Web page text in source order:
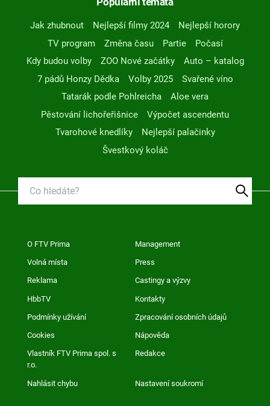
Jak zhubnout Nejlepší filmy 2024
Nejlepší horory
TV program
Změna času Partie
Počasí
Kdy budou volby
ZOO Nové začátky
Auto – katalog
7 pádů Honzy Dědka
Volby 2025
Svařené víno
Tatarák podle Pohlreicha
Aloe vera
Pěstování lichořeřišnice
Výpočet ascendentu
Tvarohové knedlíky
Nejlepší palačinky
Švestkový koláč
O FTV Prima Management
Volná místa Press
Reklama Castingy a výzvy
HbbTV Kontakty
Podmínky užívání Zpracování osobních údajů
Cookies Nápověda
Vlastník FTV Prima spol. s
r.o.
Redakce
Nahlásit chybu Nastavení soukromí